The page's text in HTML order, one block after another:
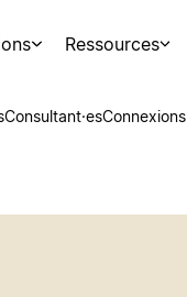
Ressources
Consultant·esConnexions